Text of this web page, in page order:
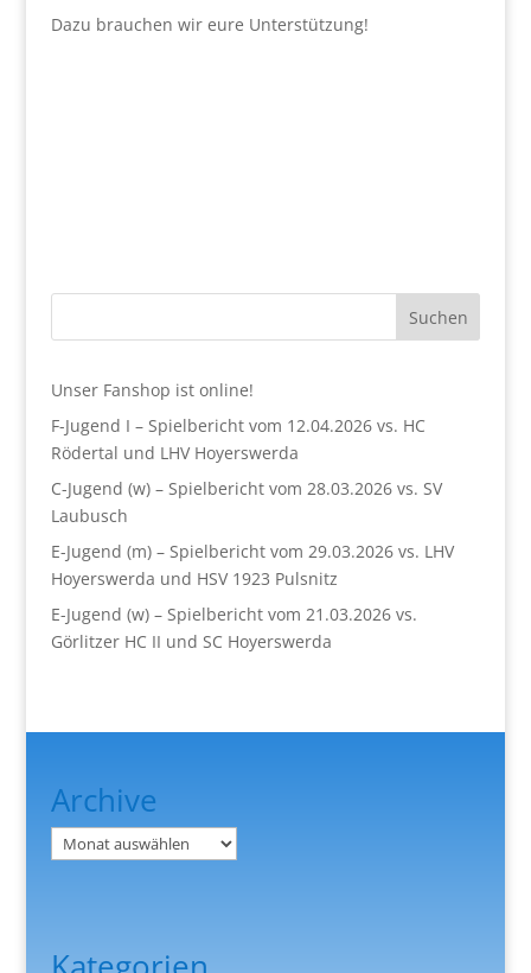
Dazu brauchen wir eure Unterstützung!
Suchen
Unser Fanshop ist online!
F-Jugend I – Spielbericht vom 12.04.2026 vs. HC
Rödertal und LHV Hoyerswerda
C-Jugend (w) – Spielbericht vom 28.03.2026 vs. SV
Laubusch
E-Jugend (m) – Spielbericht vom 29.03.2026 vs. LHV
Hoyerswerda und HSV 1923 Pulsnitz
E-Jugend (w) – Spielbericht vom 21.03.2026 vs.
Görlitzer HC II und SC Hoyerswerda
Archive
Archiv